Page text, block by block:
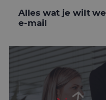
Alles wat je wilt
e-mail